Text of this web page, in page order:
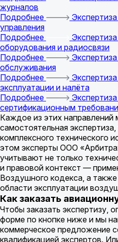
журналов
Подробнее
управления
Подробнее
оборудования и радиосвязи
Подробнее
обслуживания
Подробнее
эксплуатации и налёта
Подробнее
сертификационным
Каждое из этих направлений
самостоятельная
комплексного технического
этом эксперты ООО
учитывают не только
и правовой контекст —
Воздушного кодекса, а
области эксплуатации
Как заказать
Чтобы заказать экспертизу,
форме по кнопке ниже и мы
коммерческое предложение
квалификацией экспертов.